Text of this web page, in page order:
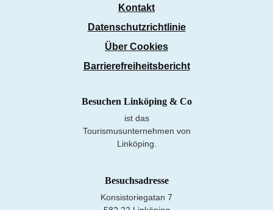
Kontakt
Datenschutzrichtlinie
Über Cookies
Barrierefreiheitsbericht
Besuchen Linköping & Co
ist das
Tourismusunternehmen von
Linköping.
Besuchsadresse
Konsistoriegatan 7